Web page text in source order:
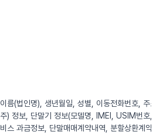
이름(법인명), 생년월일, 성별, 이동전화번호, 주
주) 정보, 단말기 정보(모델명, IMEI, USIM번호,
비스 과금정보, 단말매매계약내역, 분할상환계약